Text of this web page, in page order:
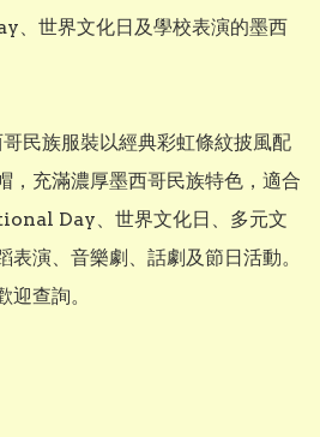
世界文化日及學校表演的墨西
民族服裝以經典彩虹條紋披風配
，充滿濃厚墨西哥民族特色，適合
Day、世界文化日、多元文
演、音樂劇、話劇及節日活動。
查詢。